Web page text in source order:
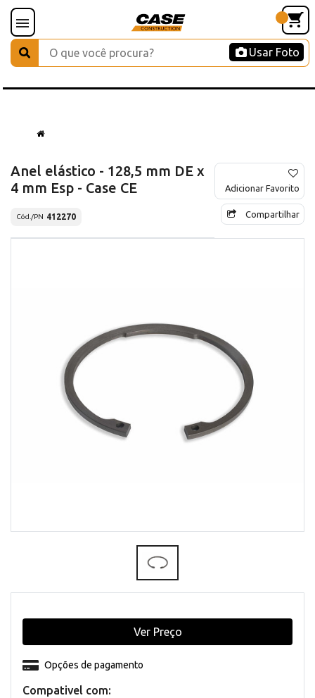
Usar Foto
Anel elástico - 128,5 mm DE x
4 mm Esp - Case CE
Cód./PN 412270
Adicionar Favorito
Compartilhar
Compativel com:
Opções de pagamento
Ver Preço